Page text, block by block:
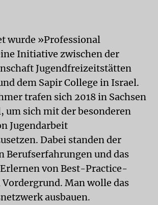
wurde »Professional
Initiative zwischen der
Jugendfreizeitstätten
dem Sapir College in Israel.
trafen sich 2018 in Sachsen
um sich mit der besonderen
Jugendarbeit
Dabei standen der
Berufserfahrungen und das
von Best-Practice-
Man wolle das
ausbauen.